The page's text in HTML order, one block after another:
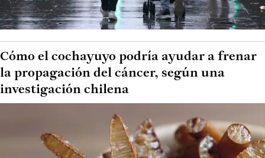
Cómo el cochayuyo podría ayudar a frenar
la propagación del cáncer, según una
investigación chilena